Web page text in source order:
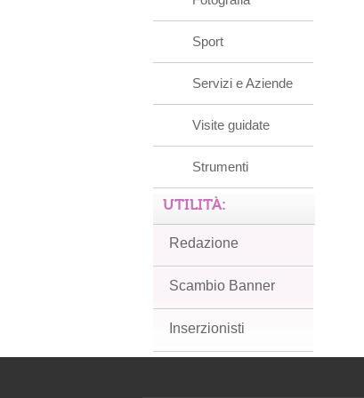
Sport
Servizi e Aziende
Visite guidate
Strumenti
UTILITÀ:
Redazione
Scambio Banner
Inserzionisti